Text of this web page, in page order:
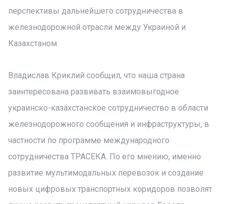
перспективы дальнейшего сотрудничества в
железнодорожной отрасли между Украиной и
Казахстаном.
Владислав Криклий сообщил, что наша страна
заинтересована развивать взаимовыгодное
украинско-казахстанское сотрудничество в области
железнодорожного сообщения и инфраструктуры, в
частности по программе международного
сотрудничества ТРАСЕКА. По его мнению, именно
развитие мультимодальных перевозок и создание
новых цифровых транспортных коридоров позволят